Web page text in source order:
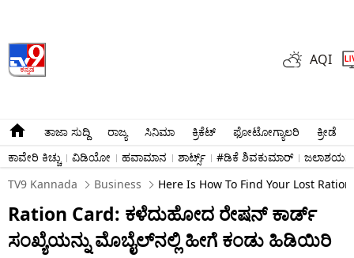
AQI
ತಾಜಾ ಸುದ್ದಿ ರಾಜ್ಯ ಸಿನಿಮಾ ಕ್ರಿಕೆಟ್​ ಫೋಟೋಗ್ಯಾಲರಿ
ಕ್ರೀಡೆ
ಕಾವೇರಿ ಕಿಚ್ಚು
ವಿಡಿಯೋ ಹವಾಮಾನ ಶಾರ್ಟ್ಸ್​ #ಡಿಕೆ ಶಿವಕುಮಾರ್​
TV9 Kannada
Business Here Is How To Find Your Lost
Ration Card: ಕಳೆದುಹೋದ ರೇಷನ್ ಕಾರ್ಡ್
ಸಂಖ್ಯೆಯನ್ನು ಮೊಬೈಲ್‌ನಲ್ಲಿ ಹೀಗೆ ಕಂಡು ಹಿಡಿಯಿರಿ